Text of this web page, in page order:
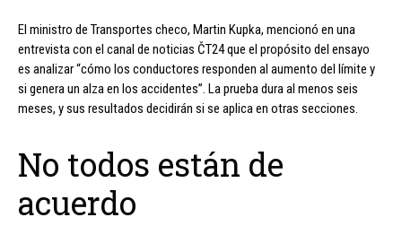
El ministro de Transportes checo, Martin Kupka, mencionó en una
entrevista con el canal de noticias ČT24 que el propósito del ensayo
es analizar “cómo los conductores responden al aumento del límite y
si genera un alza en los accidentes”. La prueba dura al menos seis
meses, y sus resultados decidirán si se aplica en otras secciones.
No todos están de
acuerdo